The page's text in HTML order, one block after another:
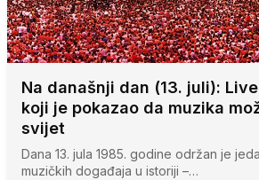
Na današnji dan (13. juli):
koji je pokazao da muzika
svijet
Dana 13. jula 1985. godine održan je
muzičkih događaja u istoriji –…